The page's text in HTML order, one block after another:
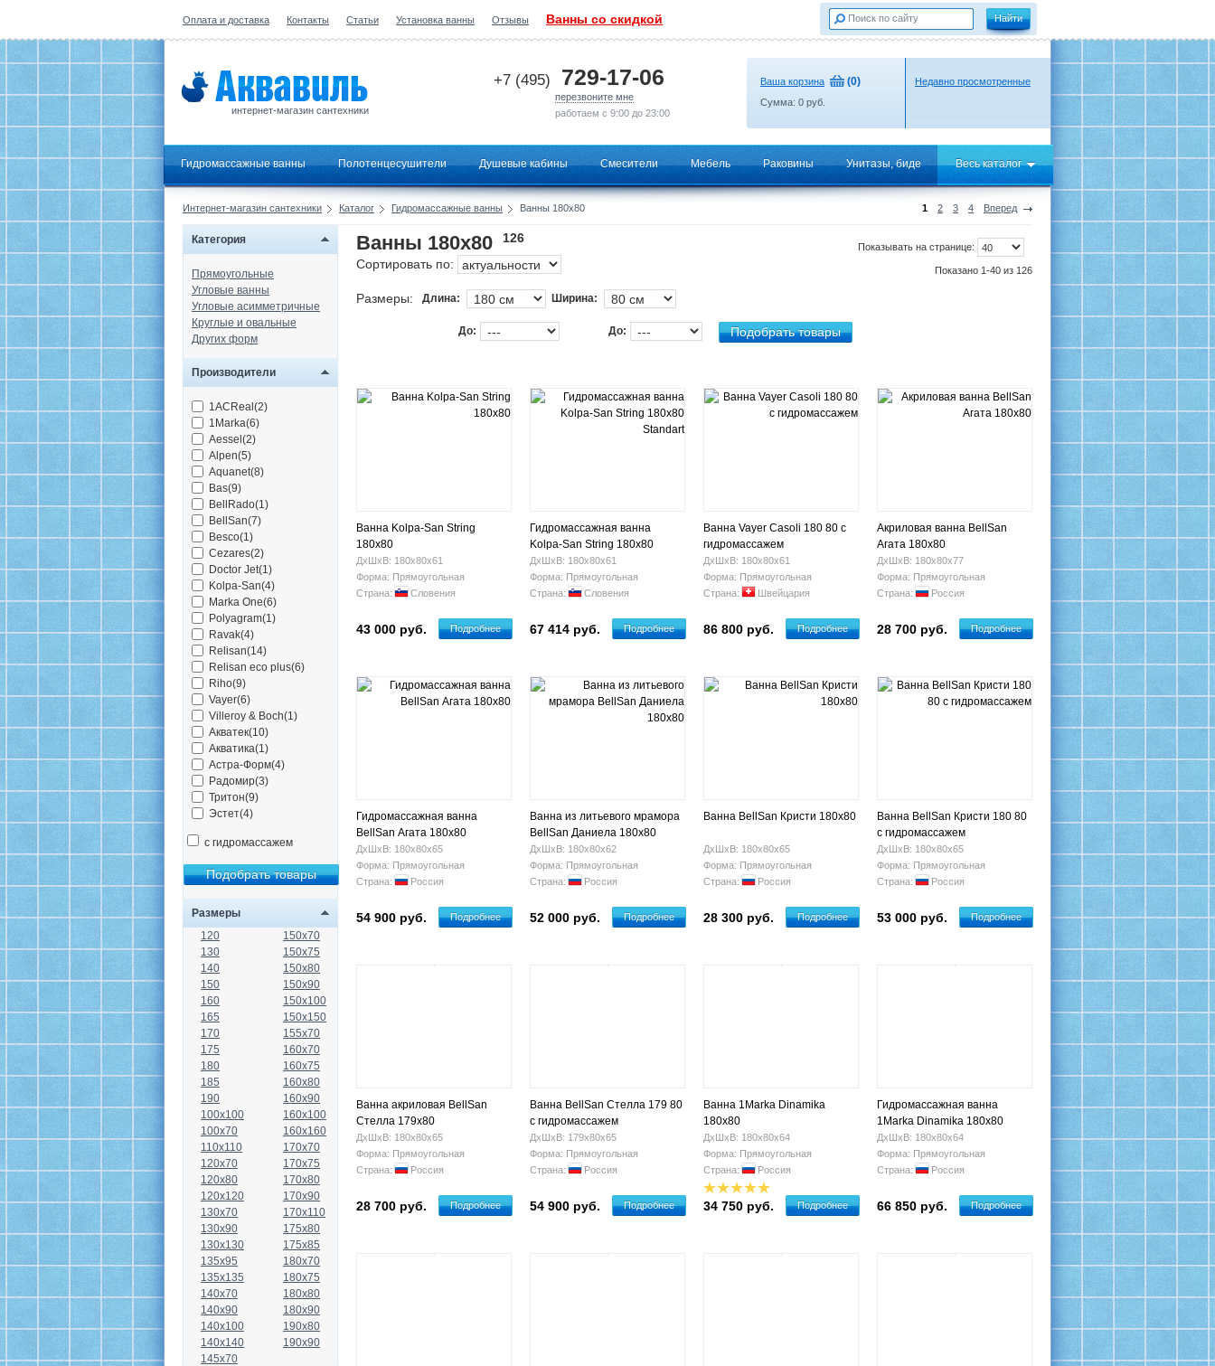
Оплата и доставка Контакты Статьи Установка ванны Отзывы Ванны со скидкой
интернет-магазин сантехники
+7 (495) 729-17-06
перезвоните мне
работаем с 9:00 до 23:00
Ваша корзина (0)
Сумма: 0 руб.
Недавно просмотренные
Гидромассажные ванны Полотенцесушители Душевые кабины Смесители Мебель Раковины Унитазы, биде Весь каталог
1 2 3 4 Вперед
Интернет-магазин сантехники Каталог Гидромассажные ванны Ванны 180х80
Категория
Прямоугольные
Угловые ванны
Угловые асимметричные
Круглые и овальные
Других форм
Производители
1ACReal(2)
1Marka(6)
Aessel(2)
Alpen(5)
Aquanet(8)
Bas(9)
BellRado(1)
BellSan(7)
Besco(1)
Cezares(2)
Doctor Jet(1)
Kolpa-San(4)
Marka One(6)
Polyagram(1)
Ravak(4)
Relisan(14)
Relisan eco plus(6)
Riho(9)
Vayer(6)
Villeroy & Boch(1)
Акватек(10)
Акватика(1)
Астра-Форм(4)
Радомир(3)
Тритон(9)
Эстет(4)
с гидромассажем
Размеры
120
130
140
150
160
165
170
175
180
185
190
100x100
100x70
110x110
120x70
120x80
120x120
130x70
130x90
130x130
135x95
135x135
140x70
140x90
140x100
140x140
145x70
150x70
150x75
150x80
150x90
150x100
150x150
155x70
160x70
160x75
160x80
160x90
160x100
160x160
170x70
170x75
170x80
170x90
170x110
175x80
175x85
180x70
180x75
180x80
180x90
190x80
190x90
Показывать на странице:
Показано 1-40 из 126
Ванны 180х80
126
Сортировать по:
Размеры: Длина: Ширина:
До: До:
Ванна Kolpa-San String
180x80
ДхШхВ: 180х80х61
Форма: Прямоугольная
Страна:
Словения
43 000 руб. Подробнее
Гидромассажная ванна
Kolpa-San String 180х80
Standart
ДхШхВ: 180х80х61
Форма: Прямоугольная
Страна:
Словения
67 414 руб. Подробнее
Ванна Vayer Casoli 180 80 с
гидромассажем
ДхШхВ: 180х80х61
Форма: Прямоугольная
Страна:
Швейцария
86 800 руб. Подробнее
Акриловая ванна BellSan
Агата 180x80
ДхШхВ: 180х80х77
Форма: Прямоугольная
Страна:
Россия
28 700 руб. Подробнее
Гидромассажная ванна
BellSan Агата 180x80
ДхШхВ: 180х80х65
Форма: Прямоугольная
Страна:
Россия
54 900 руб. Подробнее
Ванна из литьевого мрамора
BellSan Даниела 180x80
ДхШхВ: 180х80х62
Форма: Прямоугольная
Страна:
Россия
52 000 руб. Подробнее
Ванна BellSan Кристи 180x80
ДхШхВ: 180х80х65
Форма: Прямоугольная
Страна:
Россия
28 300 руб. Подробнее
Ванна BellSan Кристи 180 80
с гидромассажем
ДхШхВ: 180х80х65
Форма: Прямоугольная
Страна:
Россия
53 000 руб. Подробнее
Ванна акриловая BellSan
Стелла 179х80
ДхШхВ: 180х80х65
Форма: Прямоугольная
Страна:
Россия
28 700 руб. Подробнее
Ванна BellSan Стелла 179 80
с гидромассажем
ДхШхВ: 179х80х65
Форма: Прямоугольная
Страна:
Россия
54 900 руб. Подробнее
Ванна 1Marka Dinamika
180x80
ДхШхВ: 180х80х64
Форма: Прямоугольная
Страна:
Россия
34 750 руб. Подробнее
Гидромассажная ванна
1Marka Dinamika 180x80
ДхШхВ: 180х80х64
Форма: Прямоугольная
Страна:
Россия
66 850 руб. Подробнее